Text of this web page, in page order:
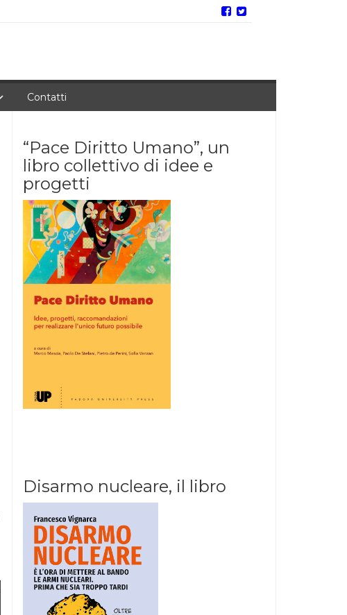
Contatti
“Pace Diritto Umano”, un
libro collettivo di idee e
progetti
Disarmo nucleare, il libro